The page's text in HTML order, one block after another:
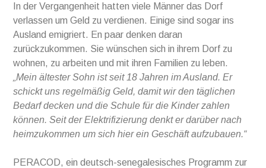
In der Vergangenheit hatten viele Männer das Dorf
verlassen um Geld zu verdienen. Einige sind sogar ins
Ausland emigriert. En paar denken daran
zurückzukommen. Sie wünschen sich in ihrem Dorf zu
wohnen, zu arbeiten und mit ihren Familien zu leben.
„Mein ältester Sohn ist seit 18 Jahren im Ausland. Er
schickt uns regelmäßig Geld, damit wir den täglichen
Bedarf decken und die Schule für die Kinder zahlen
können. Seit der Elektrifizierung denkt er darüber nach
heimzukommen um sich hier ein Geschäft aufzubauen.“
PERACOD, ein deutsch-senegalesisches Programm zur